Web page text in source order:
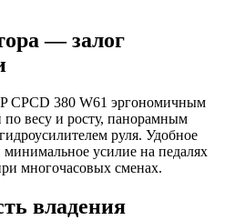
— залог
CPCD 380 W61 эргономичным
по весу и росту, панорамным
руля. Удобное
усилие на педалях
многочасовых сменах.
владения